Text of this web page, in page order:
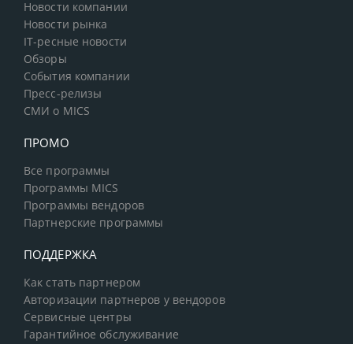
Новости компании
Новости рынка
IT-ресные новости
Обзоры
События компании
Пресс-релизы
СМИ о MICS
ПРОМО
Все программы
Программы MICS
Программы вендоров
Партнерские программы
ПОДДЕРЖКА
Как стать партнером
Авторизации партнеров у вендоров
Сервисные центры
Гарантийное обслуживание